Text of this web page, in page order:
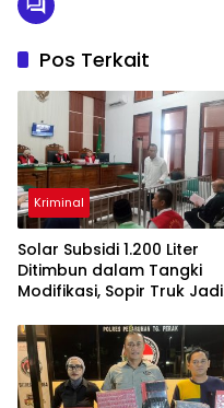
Pos Terkait
Kriminal
Solar Subsidi 1.200 Liter
Ditimbun dalam Tangki
Modifikasi, Sopir Truk Jadi